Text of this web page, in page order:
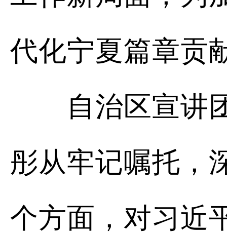
代化宁夏篇章贡
自治区宣讲团
彤从牢记嘱托，
个方面，对习近